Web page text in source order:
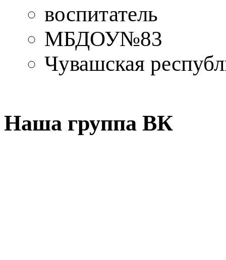
воспитатель
МБДОУ№83
Чувашская
Наша группа ВК